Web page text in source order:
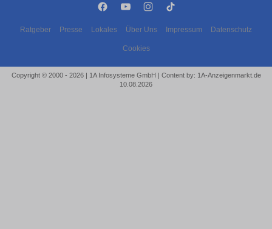
Ratgeber Presse Lokales Über Uns Impressum Datenschutz
Cookies
Copyright © 2000 - 2026 | 1A Infosysteme GmbH | Content by: 1A-Anzeigenmarkt.de
10.08.2026